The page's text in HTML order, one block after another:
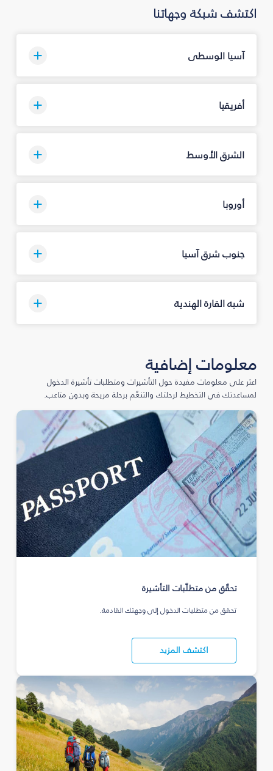
اكتشف شبكة وجهاتنا
آسيا الوسطى
أفريقيا
الشرق الأوسط
أوروبا
جنوب شرق آسيا
شبه القارة الهندية
معلومات إضافية
اعثر على معلومات مفيدة حول التأشيرات ومتطلبات تأشيرة الدخول
لمساعدتك في التخطيط لرحلتك والتنعّم برحلة مريحة وبدون متاعب.
تحقّق من متطلّبات التأشيرة
تحقق من متطلبات الدخول إلى وجهتك القادمة.
اكتشف المزيد